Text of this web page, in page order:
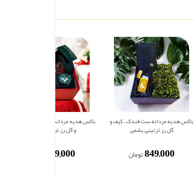
باکس هدیه مردانه ست فندک ، کیف و
گل رز تزئینی یشمی
849,000تومان
باکس هدیه مردانه ست ساعت، کمربند
و گل رز تزئینی مشکی
819,000